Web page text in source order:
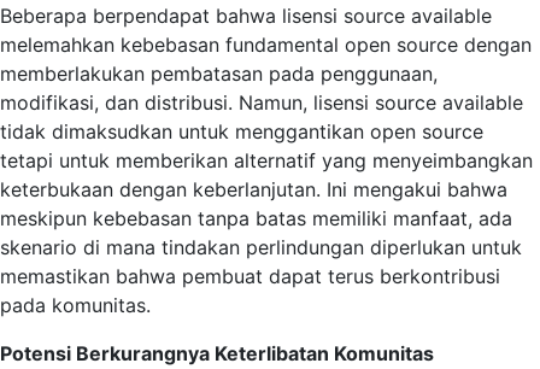
Beberapa berpendapat bahwa lisensi source available
melemahkan kebebasan fundamental open source dengan
memberlakukan pembatasan pada penggunaan,
modifikasi, dan distribusi. Namun, lisensi source available
tidak dimaksudkan untuk menggantikan open source
tetapi untuk memberikan alternatif yang menyeimbangkan
keterbukaan dengan keberlanjutan. Ini mengakui bahwa
meskipun kebebasan tanpa batas memiliki manfaat, ada
skenario di mana tindakan perlindungan diperlukan untuk
memastikan bahwa pembuat dapat terus berkontribusi
pada komunitas.
Potensi Berkurangnya Keterlibatan Komunitas